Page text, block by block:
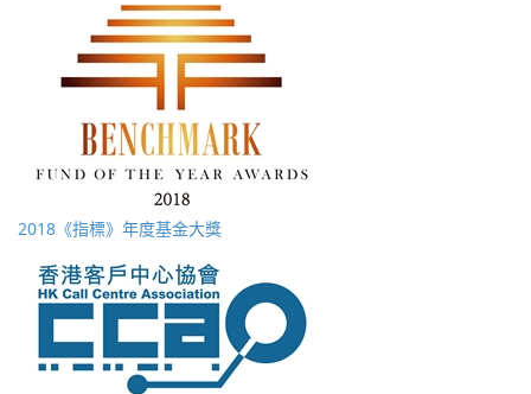
2018《指標》年度基金大獎